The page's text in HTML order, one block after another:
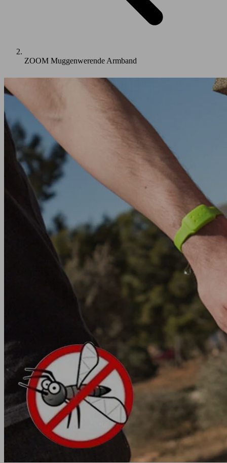
ZOOM Muggenwerende Armband